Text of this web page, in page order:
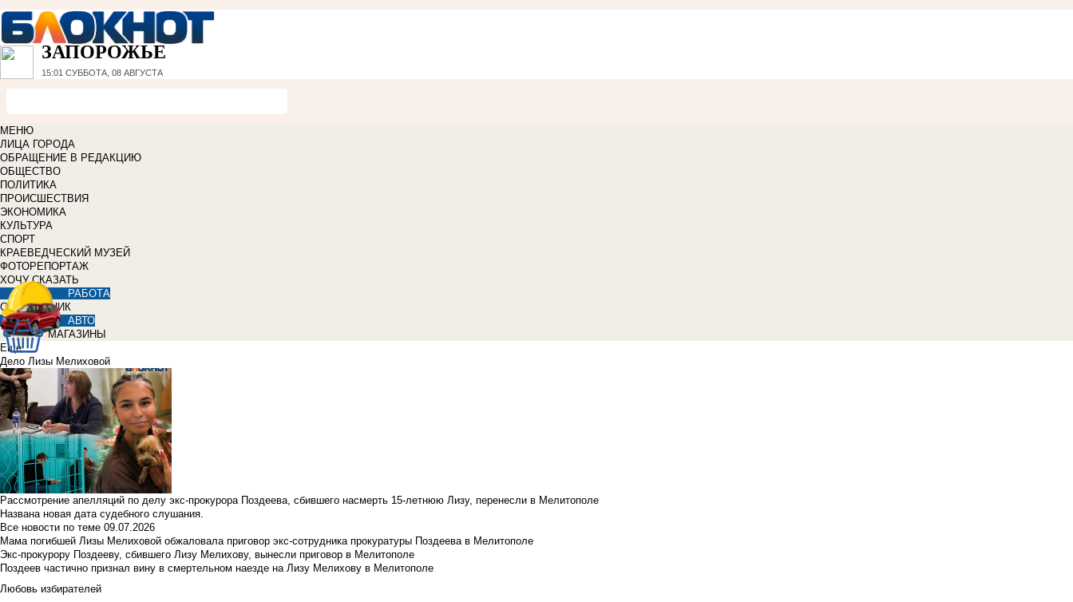
ЗАПОРОЖЬЕ
15:01 СУББОТА, 08 АВГУСТА
МЕНЮ
ЛИЦА ГОРОДА
ОБРАЩЕНИЕ В РЕДАКЦИЮ
ОБЩЕСТВО
ПОЛИТИКА
ПРОИСШЕСТВИЯ
ЭКОНОМИКА
КУЛЬТУРА
СПОРТ
КРАЕВЕДЧЕСКИЙ МУЗЕЙ
ФОТОРЕПОРТАЖ
ХОЧУ СКАЗАТЬ
РАБОТА
СПРАВОЧНИК
АВТО
МАГАЗИНЫ
Еще
Дело Лизы Мелиховой
Рассмотрение апелляций по делу экс-прокурора Поздеева, сбившего насмерть 15-летнюю Лизу, перенесли в Мелитополе
Названа новая дата судебного слушания.
Все новости по теме 09.07.2026
Мама погибшей Лизы Мелиховой обжаловала приговор экс-сотрудника прокуратуры Поздеева в Мелитополе
Экс-прокурору Поздееву, сбившего Лизу Мелихову, вынесли приговор в Мелитополе
Поздеев частично признал вину в смертельном наезде на Лизу Мелихову в Мелитополе
Любовь избирателей